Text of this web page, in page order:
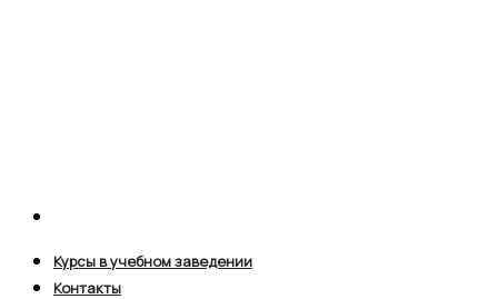
Курсы в учебном заведении
Контакты